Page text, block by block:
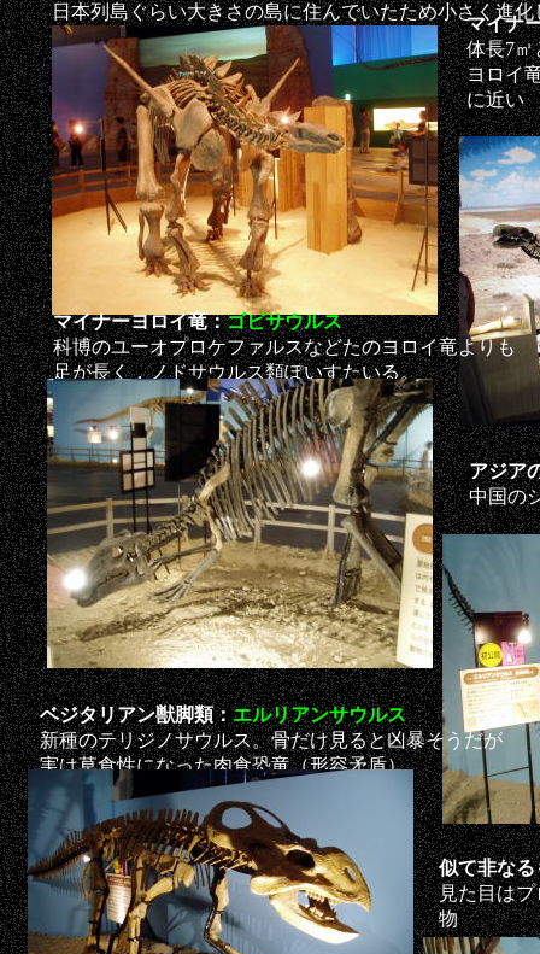
日本列島ぐらい大きさの島に住んでいたため小さく進化
マイナ
体長7㎡
ヨロイ
に近い
マイナーヨロイ竜：ゴビサウルス
科博のユーオプロケファルスなどたのヨロイ竜よりも
足が長く，ノドサウルス類ぽいすたいる。
アジア
中国の
ベジタリアン獣脚類：エルリアンサウルス
新種のテリジノサウルス。骨だけ見ると凶暴そうだが
実は草食性になった肉食恐竜（形容矛盾）
似て非なる
見た目は
物